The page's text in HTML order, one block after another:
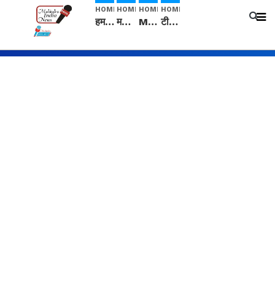
HOME
हम सनातनी..." सांसद kangana Ranaut से क्या बोली लड़की? Viral Jantar-Mantar | CJP protest
HOME
मनीषा हत्याकांड: हत्या, आत्महत्या या कोई बड़ा राज? | Full Story | Josh Haryana
HOME
Mangalsutra: हिंदू धर्म में शादी के बाद मंगलसूत्र क्यों पहनती है महिलाएं, किसने शुरु की ये परंपरा
HOME
टीम बीकेई ने एग्रीकल्चर ग्रेड की यूरिया खाद गट्टों में बदलकर टेक्निकल ग्रेड में बेचने वालों पर करवाई कार्रवाई: लखविंदर सिंह औलख